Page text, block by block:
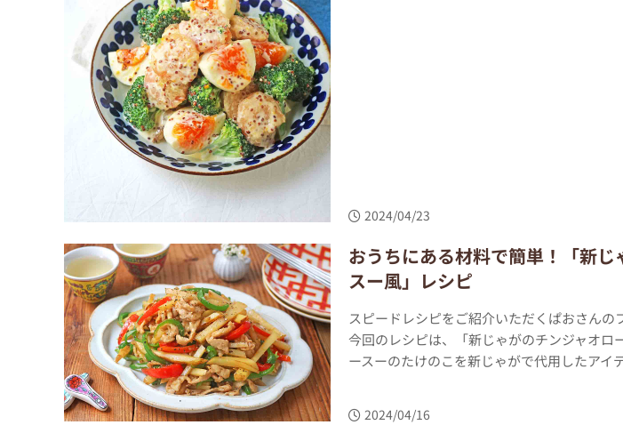
2024/04/23
おうちにある材料で簡単！「新じ
スー風」レシピ
スピードレシピをご紹介いただくぱおさんの
今回のレシピは、「新じゃがのチンジャオロ
ースーのたけのこを新じゃがで代用したアイ
2024/04/16